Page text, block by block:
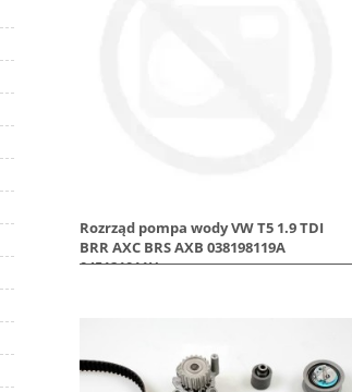
Rozrząd pompa wody VW T5 1.9 TDI
BRR AXC BRS AXB 038198119A
045121011H